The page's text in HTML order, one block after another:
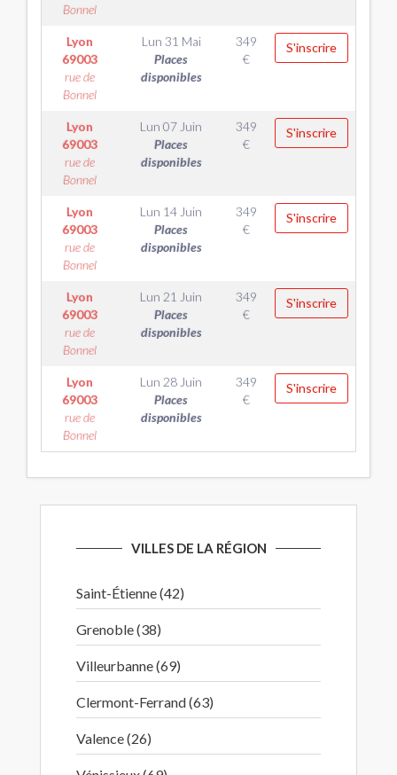
Bonnel
Lyon
69003
rue de
Bonnel
Lun 31 Mai
Places
disponibles
349
€
S'inscrire
Lyon
69003
rue de
Bonnel
Lun 07 Juin
Places
disponibles
349
€
S'inscrire
Lyon
69003
rue de
Bonnel
Lun 14 Juin
Places
disponibles
349
€
S'inscrire
Lyon
69003
rue de
Bonnel
Lun 21 Juin
Places
disponibles
349
€
S'inscrire
Lyon
69003
rue de
Bonnel
Lun 28 Juin
Places
disponibles
349
€
S'inscrire
VILLES DE LA RÉGION
Saint-Étienne (42)
Grenoble (38)
Villeurbanne (69)
Clermont-Ferrand (63)
Valence (26)